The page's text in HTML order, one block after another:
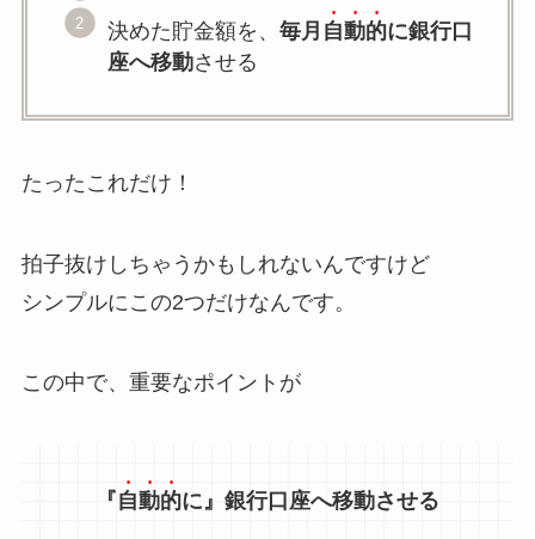
決めた貯金額を、毎月 自動的に銀行口
座へ移動させる
たったこれだけ！
拍子抜けしちゃうかもしれないんですけど
シンプルにこの2つだけなんです。
この中で、重要なポイントが
『自動的に』銀行口座へ移動させる